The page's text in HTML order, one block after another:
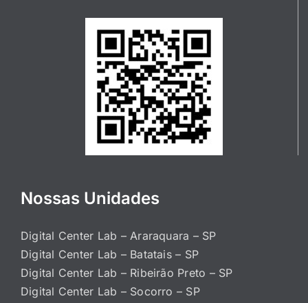
Nossas Unidades
Digital Center Lab – Araraquara – SP
Digital Center Lab – Batatais – SP
Digital Center Lab – Ribeirão Preto – SP
Digital Center Lab – Socorro – SP